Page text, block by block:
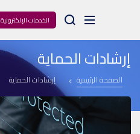
الخدمات الإلكترونية Arama
إرشادات الحماية
الصفحة الرئيسية إرشادات الحماية